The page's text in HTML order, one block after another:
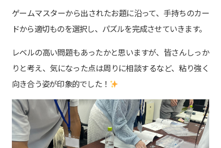
ゲームマスターから出されたお題に沿って、手持ちのカー
ドから適切ものを選択し、パズルを完成させていきます。
レベルの高い問題もあったかと思いますが、皆さんしっか
りと考え、気になった点は周りに相談するなど、粘り強く
向き合う姿が印象的でした！